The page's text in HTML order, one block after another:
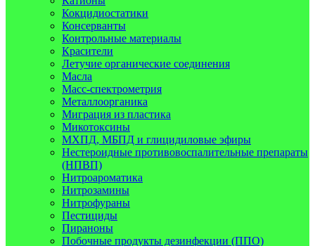
Кокцидиостатики
Консерванты
Контрольные материалы
Красители
Летучие органические соединения
Масла
Масс-спектрометрия
Металлоорганика
Миграция из пластика
Микотоксины
МХПД, МБПД и глицидиловые эфиры
Нестероидные противовоспалительные препараты
(НПВП)
Нитроароматика
Нитрозамины
Нитрофураны
Пестициды
Пираноны
Побочные продукты дезинфекции (ППО)